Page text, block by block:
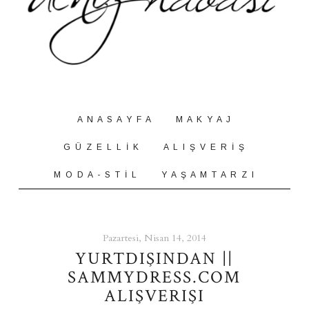
A N A S A Y F A M A K Y A J
G Ü Z E L L İ K A L I Ş V E R İ Ş
M O D A - S T İ L Y A Ş A M T A R Z I
Pazartesi, Nisan 14, 2014
YURTDIŞINDAN ||
SAMMYDRESS.COM
ALIŞVERIŞI